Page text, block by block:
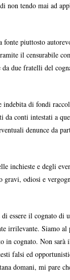
non tendo mai ad
piuttosto
il censurabile
due fratelli del
indebita di fondi
conti intestati a
denunce da
inchieste e degli
gravi, odiosi e
essere il cognato di
irrilevante. Siamo
cognato. Non
falsi ed
domani, mi pare